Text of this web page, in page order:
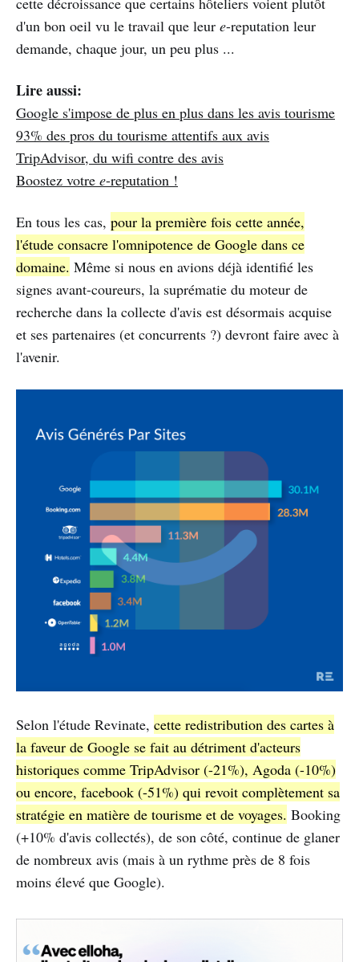
d'un bon oeil vu le travail que leur e-reputation leur
demande, chaque jour, un peu plus ...
Lire aussi:
Google s'impose de plus en plus dans les avis tourisme
93% des pros du tourisme attentifs aux avis
TripAdvisor, du wifi contre des avis
Boostez votre e-reputation !
En tous les cas, pour la première fois cette année,
l'étude consacre l'omnipotence de Google dans ce
domaine. Même si nous en avions déjà identifié les
signes avant-coureurs, la suprématie du moteur de
recherche dans la collecte d'avis est désormais acquise
et ses partenaires (et concurrents ?) devront faire avec à
l'avenir.
Selon l'étude Revinate, cette redistribution des cartes à
la faveur de Google se fait au détriment d'acteurs
historiques comme TripAdvisor (-21%), Agoda (-10%)
ou encore, facebook (-51%) qui revoit complètement sa
stratégie en matière de tourisme et de voyages. Booking
(+10% d'avis collectés), de son côté, continue de glaner
de nombreux avis (mais à un rythme près de 8 fois
moins élevé que Google).